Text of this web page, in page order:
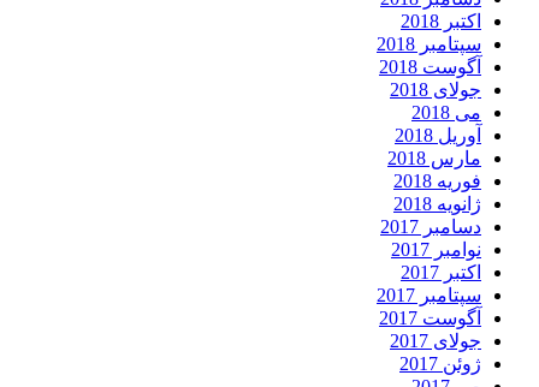
اکتبر 2018
سپتامبر 2018
آگوست 2018
جولای 2018
می 2018
آوریل 2018
مارس 2018
فوریه 2018
ژانویه 2018
دسامبر 2017
نوامبر 2017
اکتبر 2017
سپتامبر 2017
آگوست 2017
جولای 2017
ژوئن 2017